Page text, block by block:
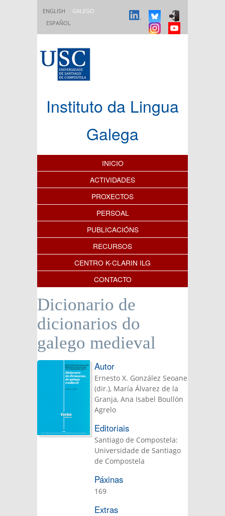
ENGLISH
GALEGO
ESPAÑOL
Instituto da Lingua
Galega
Índice de contidos
INICIO
ACTIVIDADES
PROXECTOS
PERSOAL
PUBLICACIÓNS
RECURSOS
CENTRO K-CLARIN ILG
CONTACTO
Dicionario de
dicionarios do
galego medieval
Autor
Ernesto X. González Seoane
(dir.), María Álvarez de la
Granja, Ana Isabel Boullón
Agrelo
Editoriais
Santiago de Compostela:
Universidade de Santiago
de Compostela
Páxinas
169
Extras